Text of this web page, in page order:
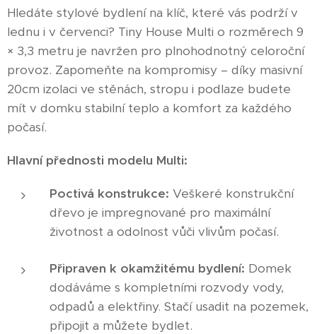
Hledáte stylové bydlení na klíč, které vás podrží v
lednu i v červenci? Tiny House Multi o rozměrech 9
× 3,3 metru je navržen pro plnohodnotný celoroční
provoz. Zapomeňte na kompromisy – díky masivní
20cm izolaci ve stěnách, stropu i podlaze budete
mít v domku stabilní teplo a komfort za každého
počasí.
Hlavní přednosti modelu Multi:
Poctivá konstrukce: Veškeré konstrukční
dřevo je impregnované pro maximální
životnost a odolnost vůči vlivům počasí.
Připraven k okamžitému bydlení: Domek
dodáváme s kompletními rozvody vody,
odpadů a elektřiny. Stačí usadit na pozemek,
připojit a můžete bydlet.